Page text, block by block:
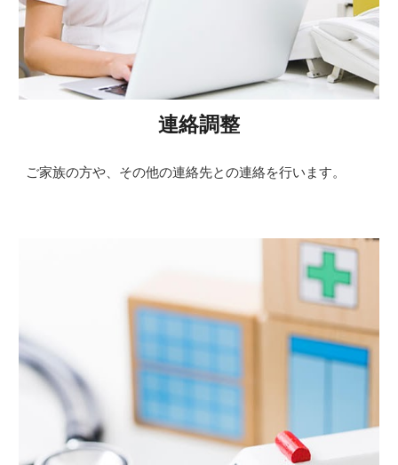
連絡調整
ご家族の方や、その他の連絡先との連絡を行います。